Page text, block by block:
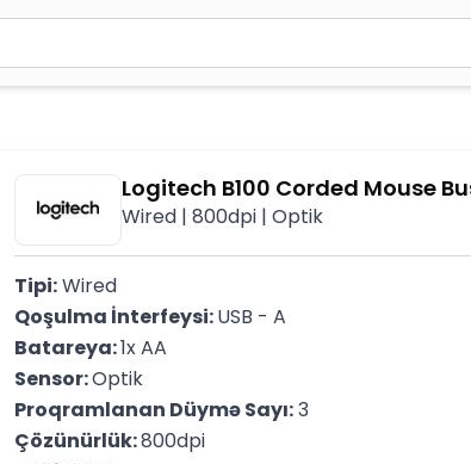
üçün Enter düyməsini basın və ya
Logitech B100 Corded Mouse
Wired | 800dpi | Optik
Tipi: Wired
Qoşulma İnterfeysi: USB - A
Batareya: 1x AA
Sensor: Optik
Proqramlanan Düymə Sayı: 3
Çözünürlük: 800dpi